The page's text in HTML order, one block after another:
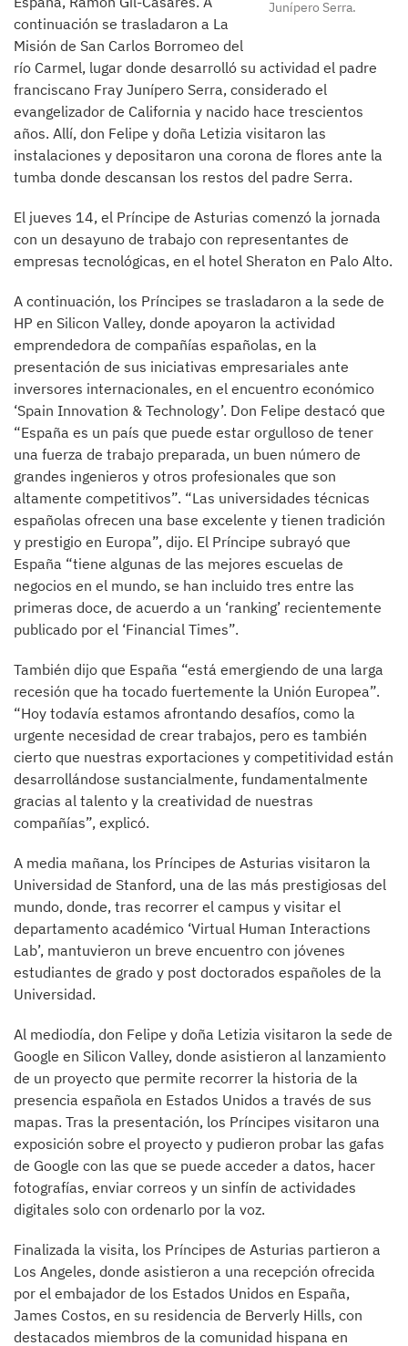
Junípero Serra.
continuación se trasladaron a La
Misión de San Carlos Borromeo del
río Carmel, lugar donde desarrolló su actividad el padre
franciscano Fray Junípero Serra, considerado el
evangelizador de California y nacido hace trescientos
años. Allí, don Felipe y doña Letizia visitaron las
instalaciones y depositaron una corona de flores ante la
tumba donde descansan los restos del padre Serra.
El jueves 14, el Príncipe de Asturias comenzó la jornada
con un desayuno de trabajo con representantes de
empresas tecnológicas, en el hotel Sheraton en Palo Alto.
A continuación, los Príncipes se trasladaron a la sede de
HP en Silicon Valley, donde apoyaron la actividad
emprendedora de compañías españolas, en la
presentación de sus iniciativas empresariales ante
inversores internacionales, en el encuentro económico
‘Spain Innovation & Technology’. Don Felipe destacó que
“España es un país que puede estar orgulloso de tener
una fuerza de trabajo preparada, un buen número de
grandes ingenieros y otros profesionales que son
altamente competitivos”. “Las universidades técnicas
españolas ofrecen una base excelente y tienen tradición
y prestigio en Europa”, dijo. El Príncipe subrayó que
España “tiene algunas de las mejores escuelas de
negocios en el mundo, se han incluido tres entre las
primeras doce, de acuerdo a un ‘ranking’ recientemente
publicado por el ‘Financial Times”.
También dijo que España “está emergiendo de una larga
recesión que ha tocado fuertemente la Unión Europea”.
“Hoy todavía estamos afrontando desafíos, como la
urgente necesidad de crear trabajos, pero es también
cierto que nuestras exportaciones y competitividad están
desarrollándose sustancialmente, fundamentalmente
gracias al talento y la creatividad de nuestras
compañías”, explicó.
A media mañana, los Príncipes de Asturias visitaron la
Universidad de Stanford, una de las más prestigiosas del
mundo, donde, tras recorrer el campus y visitar el
departamento académico ‘Virtual Human Interactions
Lab’, mantuvieron un breve encuentro con jóvenes
estudiantes de grado y post doctorados españoles de la
Universidad.
Al mediodía, don Felipe y doña Letizia visitaron la sede de
Google en Silicon Valley, donde asistieron al lanzamiento
de un proyecto que permite recorrer la historia de la
presencia española en Estados Unidos a través de sus
mapas. Tras la presentación, los Príncipes visitaron una
exposición sobre el proyecto y pudieron probar las gafas
de Google con las que se puede acceder a datos, hacer
fotografías, enviar correos y un sinfín de actividades
digitales solo con ordenarlo por la voz.
Finalizada la visita, los Príncipes de Asturias partieron a
Los Angeles, donde asistieron a una recepción ofrecida
por el embajador de los Estados Unidos en España,
James Costos, en su residencia de Berverly Hills, con
destacados miembros de la comunidad hispana en